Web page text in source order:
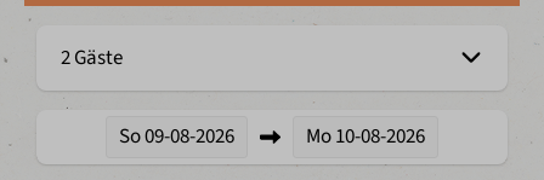
2 Gäste
So09-08-2026 Mo10-08-2026